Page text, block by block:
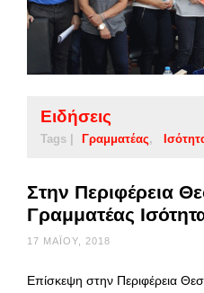
Ειδήσεις
Tags | Γραμματέας
Στην Περιφέρεια
Γραμματέας
17 ΜΑΪ́ΟΥ, 2018
Επίσκεψη στην Περιφέρεια